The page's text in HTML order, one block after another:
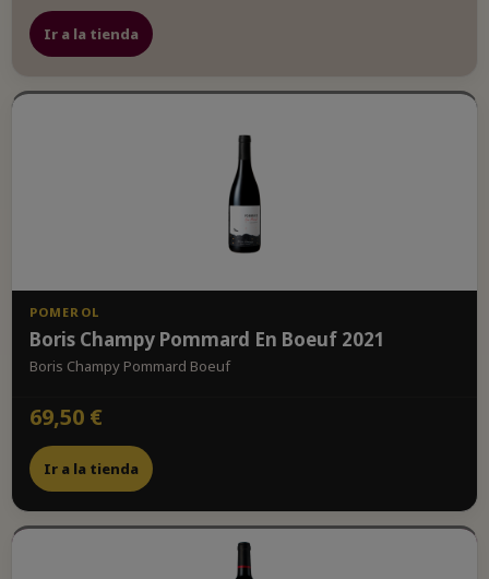
Ir a la tienda
POMEROL
Boris Champy Pommard En Boeuf 2021
Boris Champy Pommard Boeuf
69,50 €
Ir a la tienda